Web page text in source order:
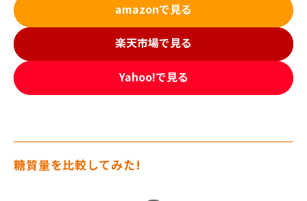
amazonで見る
楽天市場で見る
Yahoo!で見る
糖質量を比較してみた!